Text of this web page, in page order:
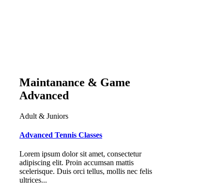
Maintanance & Game
Advanced
Adult & Juniors
Advanced Tennis Classes
Lorem ipsum dolor sit amet, consectetur
adipiscing elit. Proin accumsan mattis
scelerisque. Duis orci tellus, mollis nec felis
ultrices...